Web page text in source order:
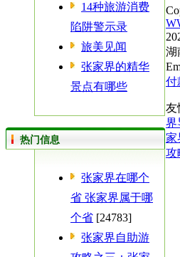
14种旅游消费
陷阱警示录
旅美见闻
张家界的精华
景点有哪些
热门信息
张家界在哪个
省 张家界属于哪
个省 [24783]
张家界自助游
湖
付
友
界
家
攻